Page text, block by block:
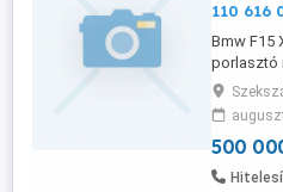
110 616
Bmw F15
porlasztó
445 110
egyben
500